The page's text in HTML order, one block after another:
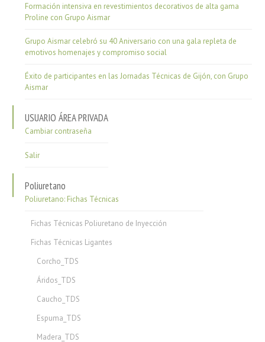
Formación intensiva en revestimientos decorativos de alta gama
Proline con Grupo Aismar
Grupo Aismar celebró su 40 Aniversario con una gala repleta de
emotivos homenajes y compromiso social
Éxito de participantes en las Jornadas Técnicas de Gijón, con Grupo
Aismar
USUARIO ÁREA PRIVADA
Cambiar contraseña
Salir
Poliuretano
Poliuretano: Fichas Técnicas
Fichas Técnicas Poliuretano de Inyección
Fichas Técnicas Ligantes
Corcho_TDS
Áridos_TDS
Caucho_TDS
Espuma_TDS
Madera_TDS